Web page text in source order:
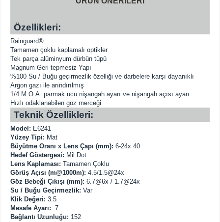
Özellikleri:
Rainguard®
Tamamen çoklu kaplamalı optikler
Tek parça alüminyum dürbün tüpü
Magnum Geri tepmesiz Yapı
%100 Su / Buğu geçirmezlik özelliği ve darbelere karşı dayanıklı
Argon gazı ile arındırılmış
1/4 M.O.A. parmak ucu nişangah ayarı ve nişangah açısı ayarı
Hızlı odaklanabilen göz merceği
Teknik Özellikleri:
Model: E6241
Yüzey Tipi: Mat
Büyütme Oranı x Lens Çapı (mm): 6-24x 40
Hedef Göstergesi: Mil Dot
Lens Kaplaması: Tamamen Çoklu
Görüş Açısı (m@1000m): 4.5/1.5@24x
Göz Bebeği Çıkışı (mm): 6.7@6x / 1.7@24x
Su / Buğu Geçirmezlik: Var
Klik Değeri: 3.5
Mesafe Ayarı: .7
Bağlantı Uzunluğu: 152